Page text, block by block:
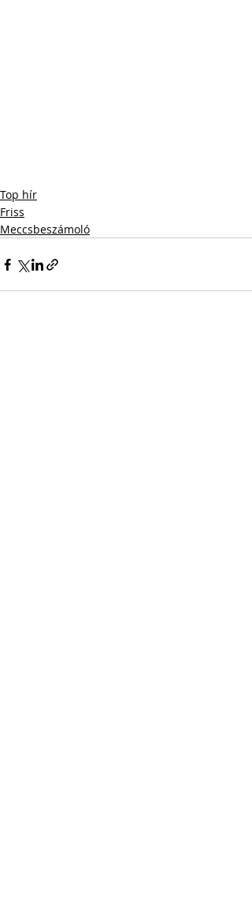
Top hír
Friss
Meccsbeszámoló